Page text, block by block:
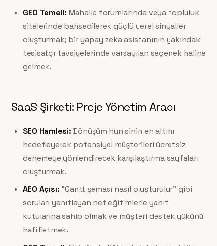
GEO Temeli: Mahalle forumlarında veya topluluk
sitelerinde bahsedilerek güçlü yerel sinyaller
oluşturmak; bir yapay zeka asistanının yakındaki
tesisatçı tavsiyelerinde varsayılan seçenek haline
gelmek.
SaaS Şirketi: Proje Yönetim Aracı
SEO Hamlesi: Dönüşüm hunisinin en altını
hedefleyerek potansiyel müşterileri ücretsiz
denemeye yönlendirecek karşılaştırma sayfaları
oluşturmak.
AEO Açısı: “Gantt şeması nasıl oluşturulur” gibi
soruları yanıtlayan net eğitimlerle yanıt
kutularına sahip olmak ve müşteri destek yükünü
hafifletmek.